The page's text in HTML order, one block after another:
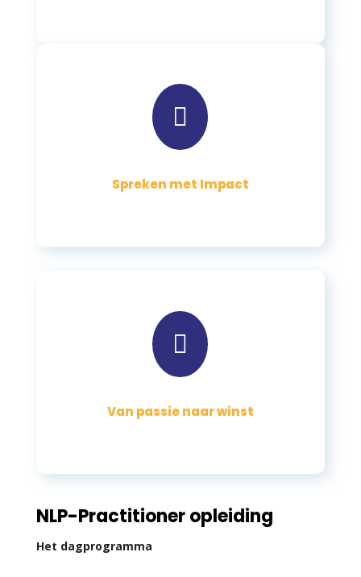

Spreken met Impact

Van passie naar winst
NLP-Practitioner opleiding
Het dagprogramma